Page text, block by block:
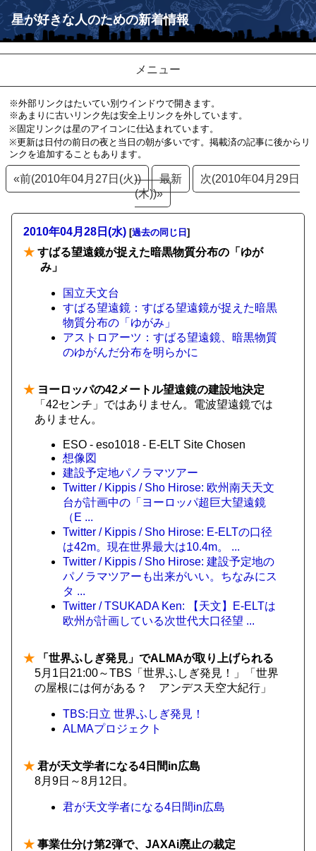
星が好きな人のための新着情報
メニュー
※外部リンクはたいてい別ウインドウで開きます。
※あまりに古いリンク先は安全上リンクを外しています。
※固定リンクは星のアイコンに仕込まれています。
※更新は日付の前日の夜と当日の朝が多いです。掲載済の記事に後からリ
ンクを追加することもあります。
«前(2010年04月27日(火)) 最新
次(2010年04月29日
(木))»
2010年04月28日(水) [過去の同じ日 ]
★ すばる望遠鏡が捉えた暗黒物質分布の「ゆが
み」
国立天文台
すばる望遠鏡：すばる望遠鏡が捉えた暗黒
物質分布の「ゆがみ」
アストロアーツ：すばる望遠鏡、暗黒物質
のゆがんだ分布を明らかに
★ ヨーロッパの42メートル望遠鏡の建設地決定
「42センチ」ではありません。電波望遠鏡では
ありません。
ESO - eso1018 - E-ELT Site Chosen
想像図
建設予定地パノラマツアー
Twitter / Kippis / Sho Hirose: 欧州南天天文
台が計画中の「ヨーロッパ超巨大望遠鏡
（E ...
Twitter / Kippis / Sho Hirose: E-ELTの口径
は42m。現在世界最大は10.4m。 ...
Twitter / Kippis / Sho Hirose: 建設予定地の
パノラマツアーも出来がいい。ちなみにス
タ ...
Twitter / TSUKADA Ken: 【天文】E-ELTは
欧州が計画している次世代大口径望 ...
★ 「世界ふしぎ発見」でALMAが取り上げられる
5月1日21:00～TBS「世界ふしぎ発見！」「世界
の屋根には何がある？ アンデス天空大紀行」
TBS:日立 世界ふしぎ発見！
ALMAプロジェクト
★ 君が天文学者になる4日間in広島
8月9日～8月12日。
君が天文学者になる4日間in広島
★ 事業仕分け第2弾で、JAXAi廃止の裁定